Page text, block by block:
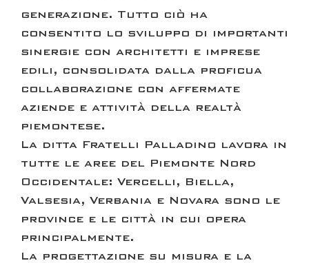
generazione. Tutto ciò ha
consentito lo sviluppo di importanti
sinergie con architetti e imprese
edili, consolidata dalla proficua
collaborazione con affermate
aziende e attività della realtà
piemontese.
La dittaFratelli Palladino lavora in
tutte le aree del Piemonte Nord
Occidentale: Vercelli, Biella,
Valsesia, Verbania e Novara sono le
province e le città in cui opera
principalmente.
La progettazione su misurae la